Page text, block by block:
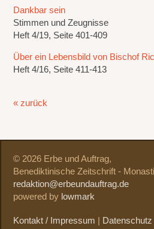
Dankbar sein
Stimmen und Zeugnisse
Heft 4/19, Seite 401-409
Über ein Lebensbild von Bischof
Heft 4/16, Seite 411-413
« zurück
© 2026 Erbe und Auftrag,
Benediktinische Zeitschrift -
redaktion@erbeundauftrag.de
powered by lowmark
Kontakt / Impressum Datenschutz